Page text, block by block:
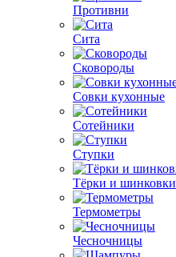
Противни
Сита
Сковороды
Совки кухонные
Сотейники
Ступки
Тёрки и шинковки
Термометры
Чесночницы